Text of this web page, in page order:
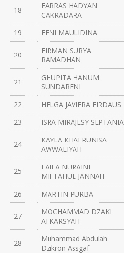
18
FARRAS HADYAN
CAKRADARA
19
FENI MAULIDINA
20
FIRMAN SURYA
RAMADHAN
21
GHUPITA HANUM
SUNDARENI
22 HELGA JAVIERA FIRDAUS
23
ISRA MIRAJESY SEPTANIA
24
KAYLA KHAERUNISA
AWWALIYAH
25
LAILA NURAINI
MIFTAHUL JANNAH
26 MARTIN PURBA
27
MOCHAMMAD DZAKI
AFKARSYAH
28
Muhammad Abdulah
Dzikron Assgaf